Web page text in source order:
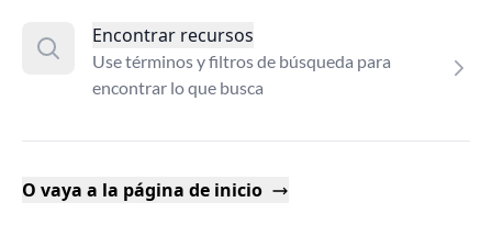
Encontrar recursos
Use términos y filtros de búsqueda para
encontrar lo que busca
O vaya a la página de inicio